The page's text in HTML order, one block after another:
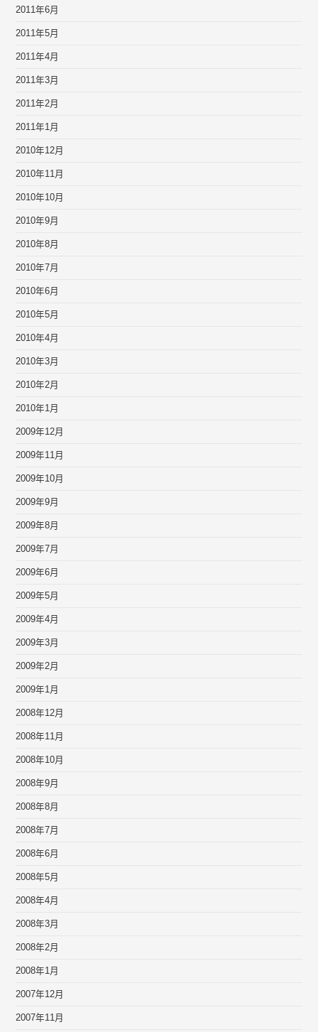
2011年6月
2011年5月
2011年4月
2011年3月
2011年2月
2011年1月
2010年12月
2010年11月
2010年10月
2010年9月
2010年8月
2010年7月
2010年6月
2010年5月
2010年4月
2010年3月
2010年2月
2010年1月
2009年12月
2009年11月
2009年10月
2009年9月
2009年8月
2009年7月
2009年6月
2009年5月
2009年4月
2009年3月
2009年2月
2009年1月
2008年12月
2008年11月
2008年10月
2008年9月
2008年8月
2008年7月
2008年6月
2008年5月
2008年4月
2008年3月
2008年2月
2008年1月
2007年12月
2007年11月